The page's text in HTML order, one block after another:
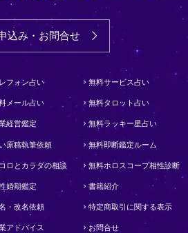
込み・お問合せ
フォン占い
メール占い
経営鑑定
原稿執筆依頼
ロとカラダの相談
婚期鑑定
・改名依頼
アドバイス
無料サービス占い
無料タロット占い
無料ラッキー星占い
無料即断鑑定ルーム
無料ホロスコープ相性診断
書籍紹介
特定商取引に関する表示
お問合せ